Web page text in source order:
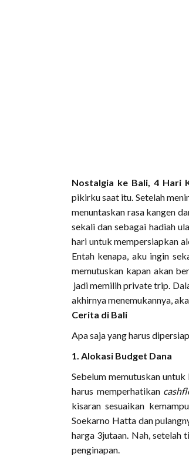
Nostalgia ke Bali, 4 Hari
pikirku saat itu. Setelah
menuntaskan rasa kangen
sekali dan sebagai hadiah
hari untuk mempersiapkan
Entah kenapa, aku ingin
memutuskan kapan akan
jadi memilih private trip.
akhirnya menemukannya,
Cerita di Bali
Apa saja yang harus
1. Alokasi Budget Dana
Sebelum memutuskan
harus memperhatikan
kisaran sesuaikan
Soekarno Hatta dan
harga 3jutaan. Nah, setelah
penginapan.